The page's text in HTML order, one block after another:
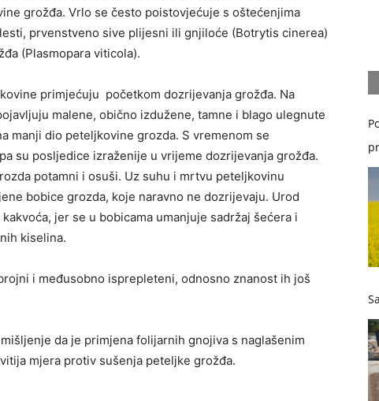
grožđa. Vrlo se često poistovjećuje s oštećenjima
prvenstveno sive plijesni ili gnjiloće (Botrytis cinerea)
(Plasmopara viticola).
primjećuju početkom dozrijevanja grožđa. Na
malene, obično izdužene, tamne i blago ulegnute
manji dio peteljkovine grozda. S vremenom se
su posljedice izraženije u vrijeme dozrijevanja grožđa.
potamni i osuši. Uz suhu i mrtvu peteljkovinu
bobice grozda, koje naravno ne dozrijevaju. Urod
jer se u bobicama umanjuje sadržaj šećera i
kiselina.
i međusobno isprepleteni, odnosno znanost ih još
da je primjena folijarnih gnojiva s naglašenim
mjera protiv sušenja peteljke grožđa.